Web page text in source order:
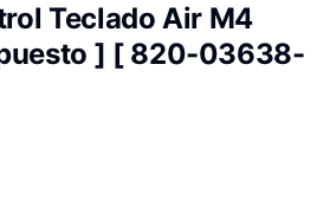
Teclado Air M4
] [ 820-03638-